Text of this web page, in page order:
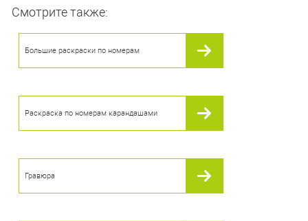
Смотрите также:
Большие раскраски по номерам
Раскраска по номерам карандашами
Гравюра